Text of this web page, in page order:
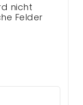
nicht
Felder